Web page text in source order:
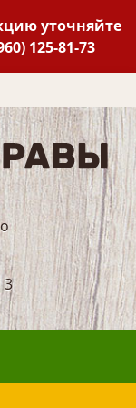
уточняйте
125-81-73
3